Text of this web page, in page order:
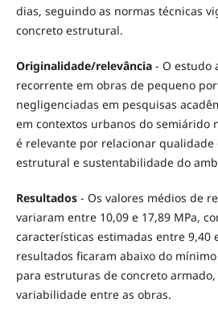
dias, seguindo as normas técnicas
concreto estrutural.
Originalidade/relevância- O estudo
recorrente em obras de pequeno
negligenciadas em pesquisas
em contextos urbanos do semiárido
é relevante por relacionar qualidade
estrutural e sustentabilidade do
Resultados - Os valores médios de
variaram entre 10,09 e 17,89 MPa,
características estimadas entre 9,40
resultados ficaram abaixo do
para estruturas de concreto
variabilidade entre as obras.